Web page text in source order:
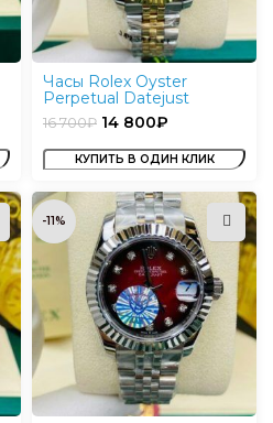
Часы Rolex Oyster
Perpetual Datejust
16 700₽ 14 800₽
КУПИТЬ В ОДИН КЛИК
-11%